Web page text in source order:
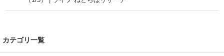
カテゴリ一覧